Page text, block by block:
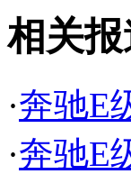
相关报
·奔驰E
·奔驰E